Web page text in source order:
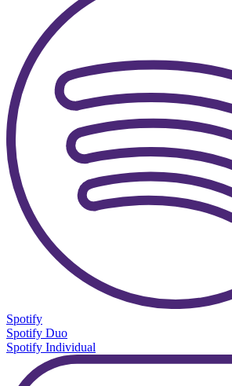
Spotify
Spotify Duo
Spotify Individual